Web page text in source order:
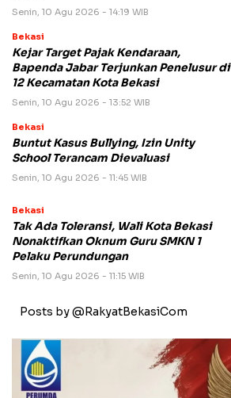
Senin, 10 Agu 2026 - 14:19 WIB
Bekasi
Kejar Target Pajak Kendaraan,
Bapenda Jabar Terjunkan Penelusur di
12 Kecamatan Kota Bekasi
Senin, 10 Agu 2026 - 13:52 WIB
Bekasi
Buntut Kasus Bullying, Izin Unity
School Terancam Dievaluasi
Senin, 10 Agu 2026 - 11:45 WIB
Bekasi
Tak Ada Toleransi, Wali Kota Bekasi
Nonaktifkan Oknum Guru SMKN 1
Pelaku Perundungan
Senin, 10 Agu 2026 - 11:15 WIB
Posts by @RakyatBekasiCom